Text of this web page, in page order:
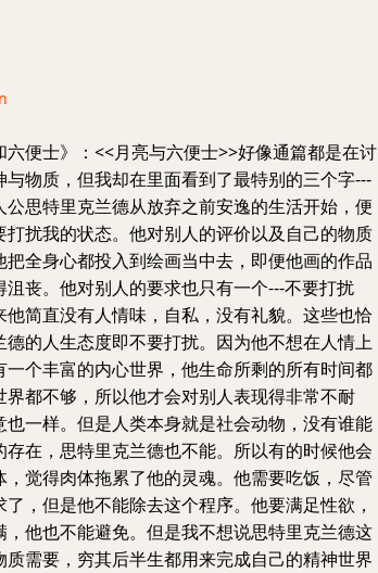
便士》：<<月亮与六便士>>好像通篇都是在讨
物质，但我却在里面看到了最特别的三个字---
公思特里克兰德从放弃之前安逸的生活开始，便
打扰我的状态。他对别人的评价以及自己的物质
全身心都投入到绘画当中去，即便他画的作品
丧。他对别人的要求也只有一个---不要打扰
他简直没有人情味，自私，没有礼貌。这些也恰
德的人生态度即不要打扰。因为他不想在人情上
一个丰富的内心世界，他生命所剩的所有时间都
界都不够，所以他才会对别人表现得非常不耐
也一样。但是人类本身就是社会动物，没有谁能
在，思特里克兰德也不能。所以有的时候他会
觉得肉体拖累了他的灵魂。他需要吃饭，尽管
，但是他不能除去这个程序。他要满足性欲，
，他也不能避免。但是我不想说思特里克兰德这
需要，穷其后半生都用来完成自己的精神世界